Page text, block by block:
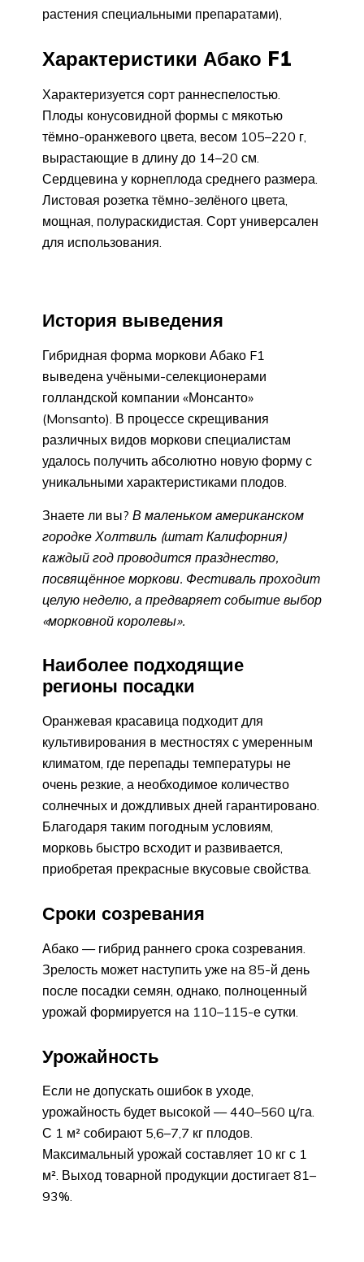
растения специальными препаратами),
Характеристики Абако F1
Характеризуется сорт раннеспелостью.
Плоды конусовидной формы с мякотью
тёмно-оранжевого цвета, весом 105–220 г,
вырастающие в длину до 14–20 см.
Сердцевина у корнеплода среднего размера.
Листовая розетка тёмно-зелёного цвета,
мощная, полураскидистая. Сорт универсален
для использования.
История выведения
Гибридная форма моркови Абако F1
выведена учёными-селекционерами
голландской компании «Монсанто»
(Monsanto). В процессе скрещивания
различных видов моркови специалистам
удалось получить абсолютно новую форму с
уникальными характеристиками плодов.
Знаете ли вы? В маленьком американском
городке Холтвиль (штат Калифорния)
каждый год проводится празднество,
посвящённое моркови. Фестиваль проходит
целую неделю, а предваряет событие выбор
«морковной королевы».
Наиболее подходящие
регионы посадки
Оранжевая красавица подходит для
культивирования в местностях с умеренным
климатом, где перепады температуры не
очень резкие, а необходимое количество
солнечных и дождливых дней гарантировано.
Благодаря таким погодным условиям,
морковь быстро всходит и развивается,
приобретая прекрасные вкусовые свойства.
Сроки созревания
Абако — гибрид раннего срока созревания.
Зрелость может наступить уже на 85-й день
после посадки семян, однако, полноценный
урожай формируется на 110–115-е сутки.
Урожайность
Если не допускать ошибок в уходе,
урожайность будет высокой — 440–560 ц/га.
С 1 м² собирают 5,6–7,7 кг плодов.
Максимальный урожай составляет 10 кг с 1
м². Выход товарной продукции достигает 81–
93%.